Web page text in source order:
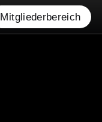
Mitgliederbereich